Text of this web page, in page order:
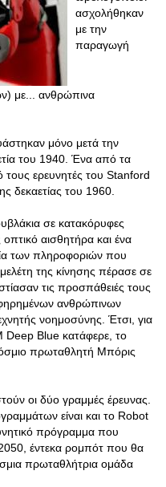
ασχολήθηκαν
με την
παραγωγή
με... ανθρώπινα
μόνο μετά την
του 1940. Ένα από τα
τους ερευνητές του Stanford
δεκαετίας του 1960.
σε κατακόρυφες
αισθητήρα και ένα
των πληροφοριών που
της κίνησης πέρασε σε
τις προσπάθειές τους
ανθρώπινων
νοημοσύνης. Έτσι, για
Deep Blue κατάφερε, το
πρωταθλητή Μπόρις
οι δύο γραμμές έρευνας.
είναι και το Robot
πρόγραμμα που
έντεκα ρομπότ που θα
πρωταθλήτρια ομάδα